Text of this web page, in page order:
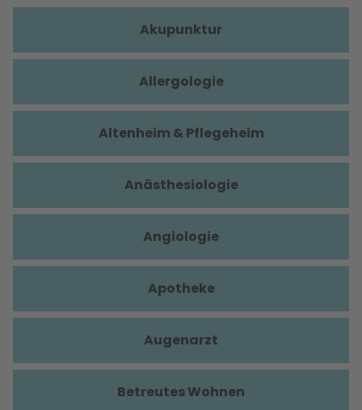
Akupunktur
Allergologie
Altenheim & Pflegeheim
Anästhesiologie
Angiologie
Apotheke
Augenarzt
Betreutes Wohnen